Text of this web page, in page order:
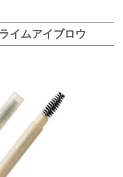
イムアイブロウ